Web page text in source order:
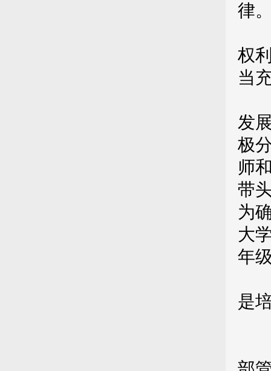
律
权
当
发
极
师
带
为
大
年
是